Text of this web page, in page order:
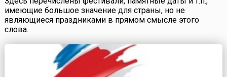
имеющие большое значение для страны, но не
являющиеся праздниками в прямом смысле этого
слова.